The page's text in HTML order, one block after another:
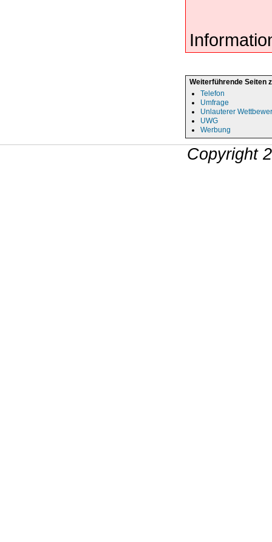
Weiterführende Seiten
Telefon
Umfrage
Unlauterer
UWG
Werbung
Copyright